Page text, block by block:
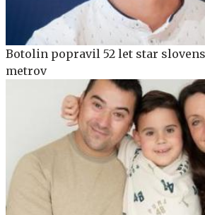
Botolin popravil 52 let star
metrov